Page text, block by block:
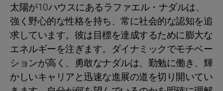
太陽が10ハウスにあるラファエル・ナダルは、
強く野心的な性格を持ち、常に社会的な認知を追
求しています。彼は目標を達成するために膨大な
エネルギーを注ぎます。ダイナミックでモチベー
ションが高く、勇敢なナダルは、勤勉に働き、輝
かしいキャリアと迅速な進展の道を切り開いてい